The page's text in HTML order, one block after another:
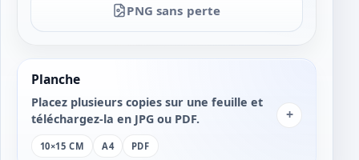
PNG sans perte
Planche
Placez plusieurs copies sur une feuille et
téléchargez-la en JPG ou PDF.
10×15 CM A4 PDF
+